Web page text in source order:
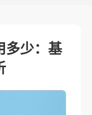
多少：基